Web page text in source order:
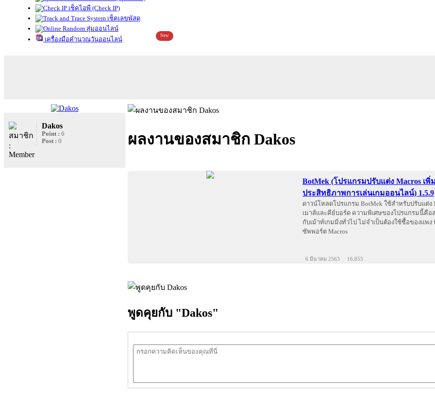
เช็คไอพี (Check IP)
เช็คเลขพัสดุ
สุ่มออนไลน์
เครื่องมือคำนวณวันออนไลน์
New
Dakos
Point : 6
Post : 0 ผลงานของสมาชิก Dakos
BotMek (โปรแกรมปรับแต่ง Macros เพิ่ม
ประสิทธิภาพการเล่นเกมออนไลน์) 1.5.9
ดาวน์โหลดโปรแกรม BotMek ใช้สำหรับปรับแต่ง
เมาส์และคีย์บอร์ด ความพิเศษของโปรแกรมนี้คือ
กับเม้าท์เกมมิ่งทั่วไป ไม่จำเป็นต้องใช้ซื้อของแพ
ซัพพอร์ต Macros
6 มีนาคม 2563 16,855
พูดคุยกับ "Dakos"